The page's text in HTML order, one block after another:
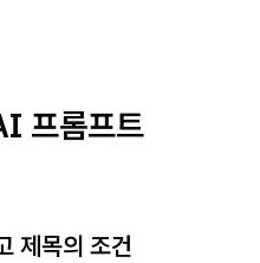
프롬프트
제목의 조건